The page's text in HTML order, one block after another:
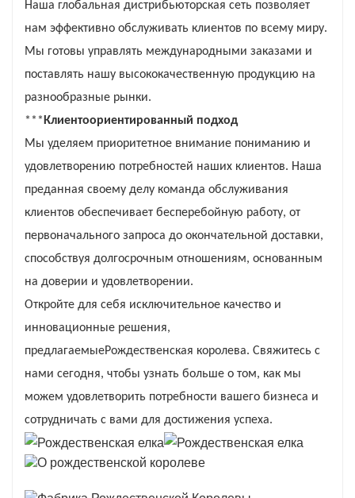
Наша глобальная дистрибьюторская сеть позволяет
нам эффективно обслуживать клиентов по всему миру.
Мы готовы управлять международными заказами и
поставлять нашу высококачественную продукцию на
разнообразные рынки.
*** Клиентоориентированный подход
Мы уделяем приоритетное внимание пониманию и
удовлетворению потребностей наших клиентов. Наша
преданная своему делу команда обслуживания
клиентов обеспечивает бесперебойную работу, от
первоначального запроса до окончательной доставки,
способствуя долгосрочным отношениям, основанным
на доверии и удовлетворении.
Откройте для себя исключительное качество и
инновационные решения,
предлагаемыеРождественская королева. Свяжитесь с
нами сегодня, чтобы узнать больше о том, как мы
можем удовлетворить потребности вашего бизнеса и
сотрудничать с вами для достижения успеха.